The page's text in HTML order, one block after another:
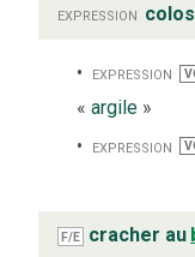
expression
expression
« argile »
expression
F/E cracher au